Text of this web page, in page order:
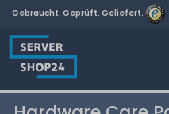
Gebraucht. Geprüft. Geliefert.